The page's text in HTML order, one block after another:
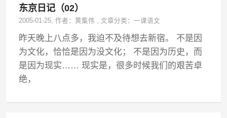
东京日记（02）
2005-01-25, 作者：黄集伟 ,文章分类：一课语文
昨天晚上八点多，我迫不及待想去新宿。 不是因
为文化，恰恰是因为没文化； 不是因为历史，而
是因为现实…… 现实是，很多时候我们的艰苦卓
绝，